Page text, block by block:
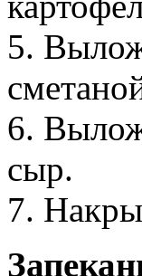
5.
6.
сыр.
7.